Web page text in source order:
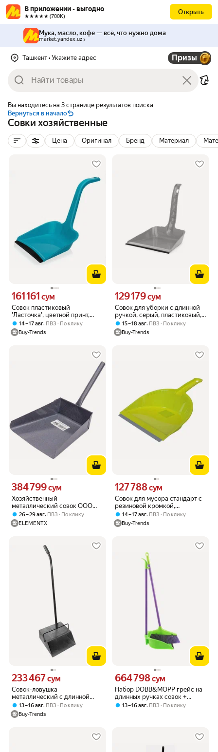
В приложении - выгодно
★★★★★ (700К)
Открыть
Мука, масло, кофе — всё, что нужно дома
market.yandex.uz
Ташкент • Укажите адрес Призы
Вы находитесь на 3 странице результатов поиска
Вернуться в начало
Совки хозяйственные
Цена Оригинал Бренд Материал
Совок пластиковый
'Ласточка', цветной принт,
легкий и прочный
Цена 161161 сум вместо
161 161 сум
14 – 17 авг, ПВЗ
По клику
Buy-Trends
Совок для уборки с длинной
ручкой, серый, пластиковый, с
резиновой полосой
Цена 129179 сум вместо
129 179сум
15 – 18 авг, ПВЗ
По клику
Buy-Trends
Хозяйственный
металлический совок ООО
Агростройлидер САД-13.01
Цена 384799 сум вместо
384 799сум
26 – 29 авг, ПВЗ
По клику
ELEMENTX
Совок для мусора стандарт с
резиновой кромкой,
пластиковый, ярко-зеленый,
удобная ручка
Цена 127788 сум вместо
127 788сум
14 – 17 авг, ПВЗ
По клику
Buy-Trends
Совок-ловушка
металлический с длинной
ручкой, стоячий, для уборки
без наклона, черный
Цена 233467 сум вместо
233 467сум
13 – 16 авг, ПВЗ
По клику
Buy-Trends
Набор DOBB&MOPP грейс на
длинных ручках совок +
щетка, серия земля 3.1.02.010
Цена 664798 сум вместо
664 798сум
13 – 16 авг, ПВЗ По клику